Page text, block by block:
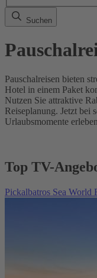
Suchen
Pauschalreisen bieten
Hotel in einem Paket
Nutzen Sie attraktive
Reiseplanung. Jetzt bei
Urlaubsmomente
Top TV-
Pickalbatros Sea World